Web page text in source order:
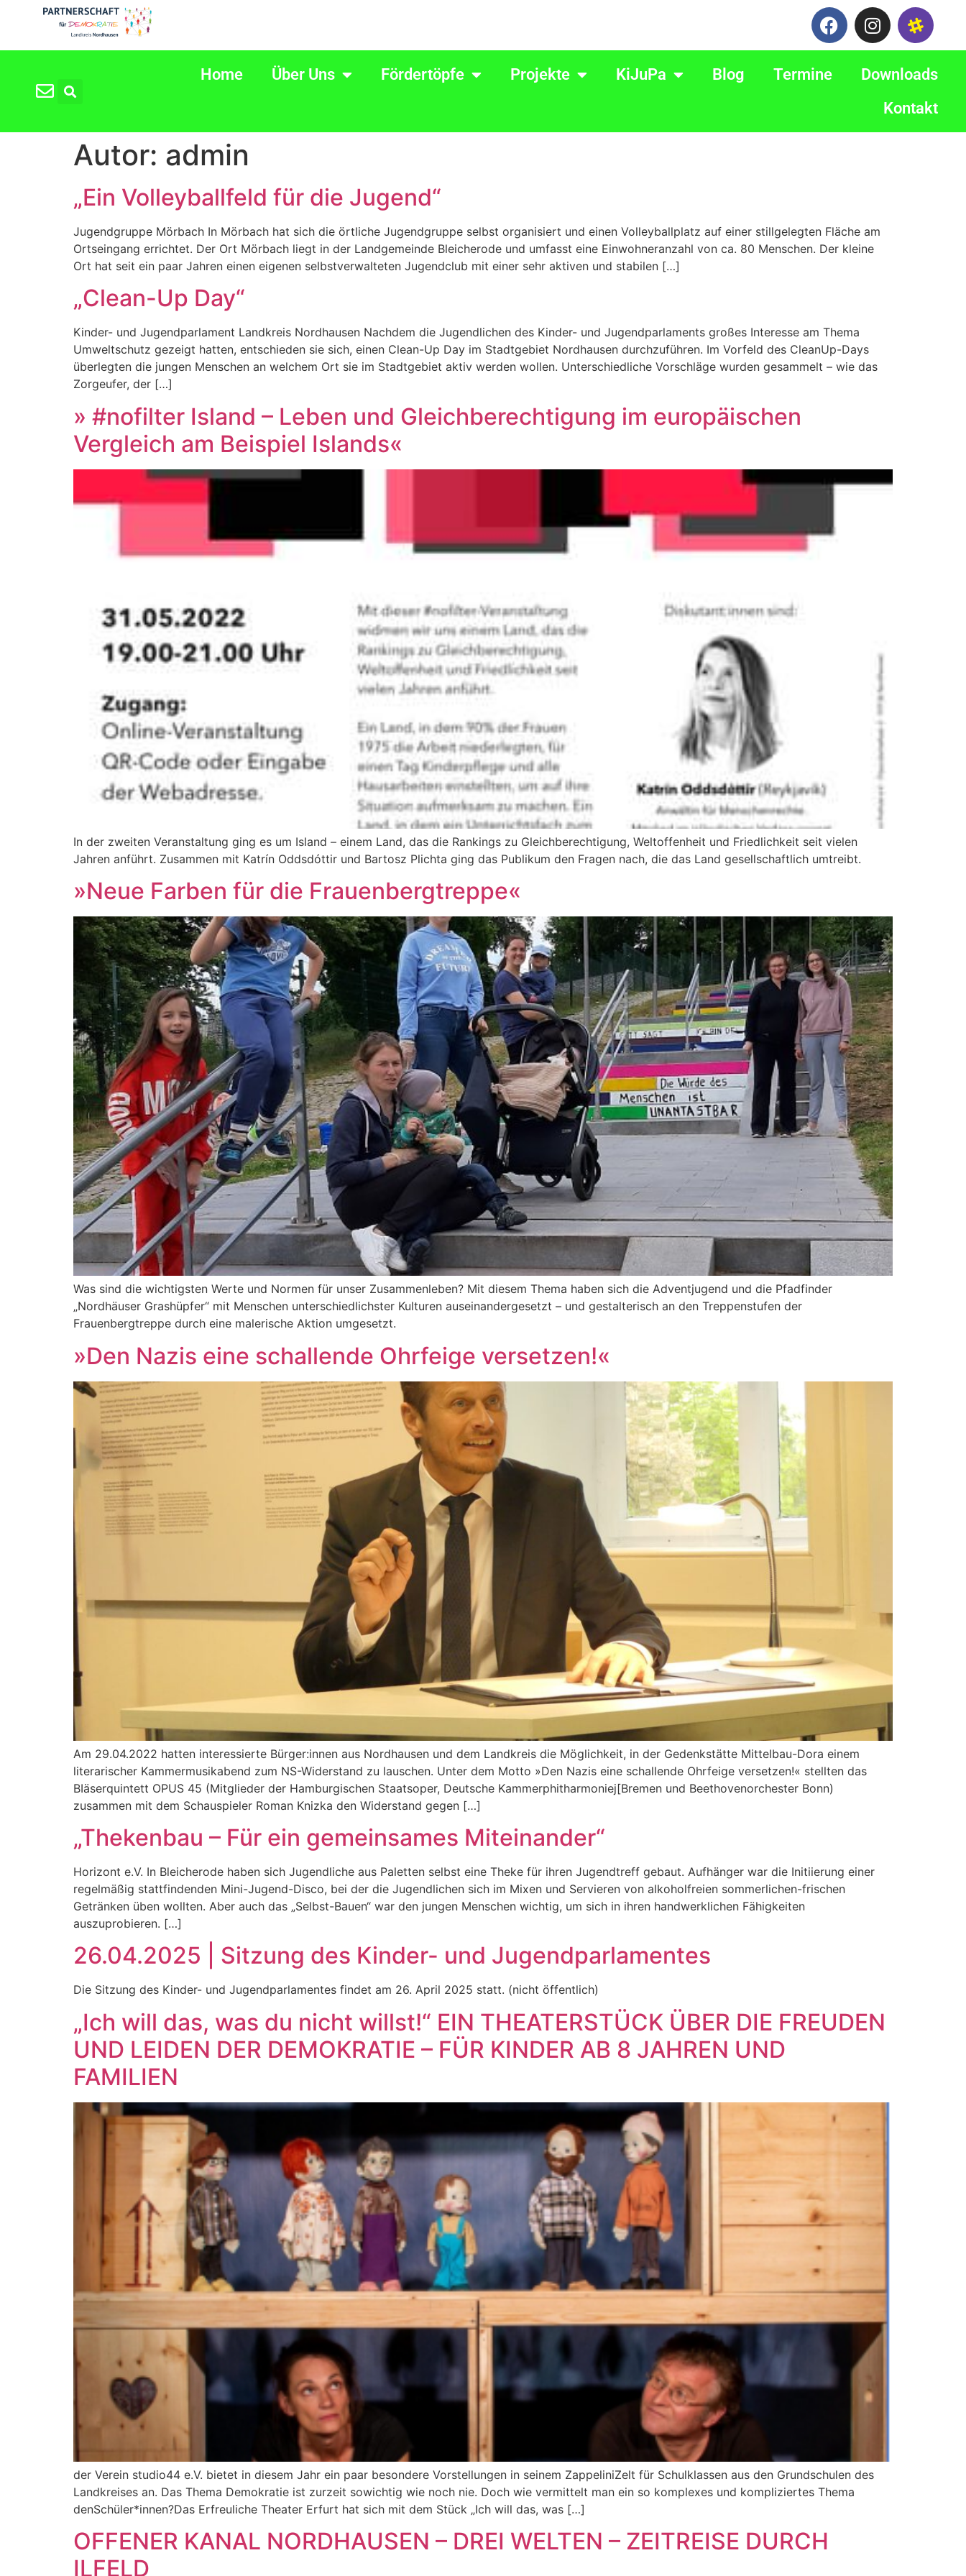
Home Über Uns Fördertöpfe Projekte KiJuPa Blog Termine
Downloads
Kontakt
Autor: admin
„Ein Volleyballfeld für die Jugend“
Jugendgruppe Mörbach In Mörbach hat sich die örtliche Jugendgruppe selbst organisiert und einen Volleyballplatz auf einer stillgelegten Fläche am
Ortseingang errichtet. Der Ort Mörbach liegt in der Landgemeinde Bleicherode und umfasst eine Einwohneranzahl von ca. 80 Menschen. Der kleine
Ort hat seit ein paar Jahren einen eigenen selbstverwalteten Jugendclub mit einer sehr aktiven und stabilen […]
„Clean-Up Day“
Kinder- und Jugendparlament Landkreis Nordhausen Nachdem die Jugendlichen des Kinder- und Jugendparlaments großes Interesse am Thema
Umweltschutz gezeigt hatten, entschieden sie sich, einen Clean-Up Day im Stadtgebiet Nordhausen durchzuführen. Im Vorfeld des CleanUp-Days
überlegten die jungen Menschen an welchem Ort sie im Stadtgebiet aktiv werden wollen. Unterschiedliche Vorschläge wurden gesammelt – wie das
Zorgeufer, der […]
» #nofilter Island – Leben und Gleichberechtigung im europäischen
Vergleich am Beispiel Islands«
In der zweiten Veranstaltung ging es um Island – einem Land, das die Rankings zu Gleichberechtigung, Weltoffenheit und Friedlichkeit seit vielen
Jahren anführt. Zusammen mit Katrín Oddsdóttir und Bartosz Plichta ging das Publikum den Fragen nach, die das Land gesellschaftlich umtreibt.
»Neue Farben für die Frauenbergtreppe«
Was sind die wichtigsten Werte und Normen für unser Zusammenleben? Mit diesem Thema haben sich die Adventjugend und die Pfadfinder
„Nordhäuser Grashüpfer“ mit Menschen unterschiedlichster Kulturen auseinandergesetzt – und gestalterisch an den Treppenstufen der
Frauenbergtreppe durch eine malerische Aktion umgesetzt.
»Den Nazis eine schallende Ohrfeige versetzen!«
Am 29.04.2022 hatten interessierte Bürger:innen aus Nordhausen und dem Landkreis die Möglichkeit, in der Gedenkstätte Mittelbau-Dora einem
literarischer Kammermusikabend zum NS-Widerstand zu lauschen. Unter dem Motto »Den Nazis eine schallende Ohrfeige versetzen!« stellten das
BIäserquintett OPUS 45 (Mitglieder der Hamburgischen Staatsoper, Deutsche Kammerphitharmoniej[Bremen und Beethovenorchester Bonn)
zusammen mit dem Schauspieler Roman Knizka den Widerstand gegen […]
„Thekenbau – Für ein gemeinsames Miteinander“
Horizont e.V. In Bleicherode haben sich Jugendliche aus Paletten selbst eine Theke für ihren Jugendtreff gebaut. Aufhänger war die Initiierung einer
regelmäßig stattfindenden Mini-Jugend-Disco, bei der die Jugendlichen sich im Mixen und Servieren von alkoholfreien sommerlichen-frischen
Getränken üben wollten. Aber auch das „Selbst-Bauen“ war den jungen Menschen wichtig, um sich in ihren handwerklichen Fähigkeiten
auszuprobieren. […]
26.04.2025 | Sitzung des Kinder- und Jugendparlamentes
Die Sitzung des Kinder- und Jugendparlamentes findet am 26. April 2025 statt. (nicht öffentlich)
„Ich will das, was du nicht willst!“ EIN THEATERSTÜCK ÜBER DIE FREUDEN
UND LEIDEN DER DEMOKRATIE – FÜR KINDER AB 8 JAHREN UND
FAMILIEN
der Verein studio44 e.V. bietet in diesem Jahr ein paar besondere Vorstellungen in seinem ZappeliniZelt für Schulklassen aus den Grundschulen des
Landkreises an. Das Thema Demokratie ist zurzeit sowichtig wie noch nie. Doch wie vermittelt man ein so komplexes und kompliziertes Thema
denSchüler*innen?Das Erfreuliche Theater Erfurt hat sich mit dem Stück „Ich will das, was […]
OFFENER KANAL NORDHAUSEN – DREI WELTEN – ZEITREISE DURCH
ILFELD